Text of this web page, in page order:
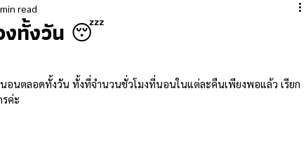
ลีน รวมบทความฮิตห้ามพลาด
งทั้งวัน 😴
read
นอนตลอดทั้งวัน ทั้งที่จำนวนชั่วโมงที่นอนในแต่ละคืนเพียงพอแล้ว เรียก
ค่ะ